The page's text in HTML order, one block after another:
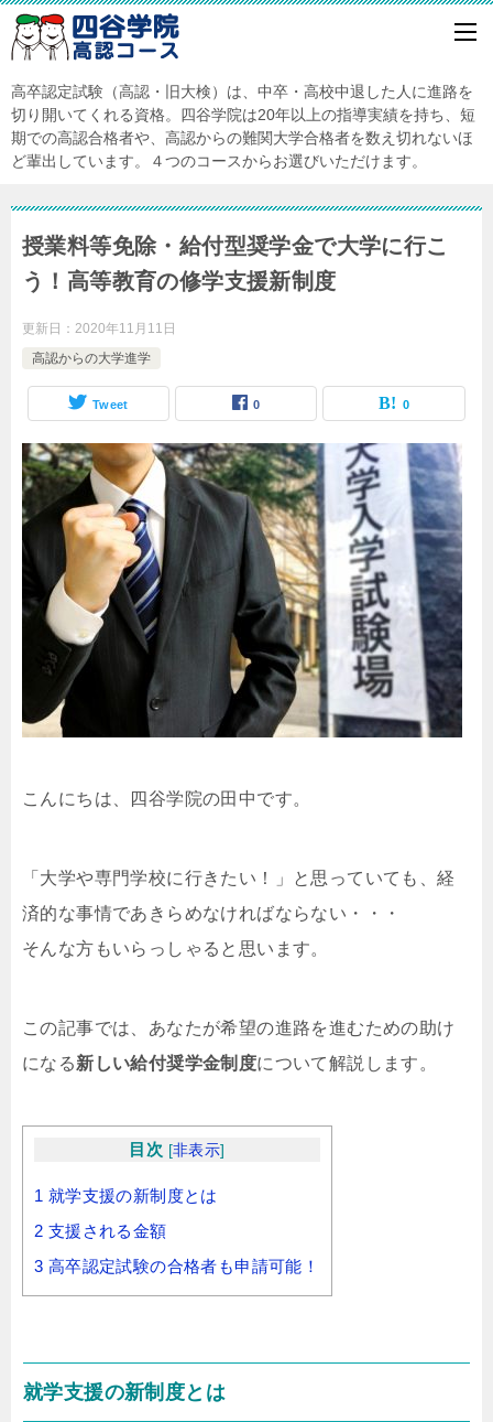
高卒認定試験（高認・旧大検）は、中卒・高校中退した人に進路を
切り開いてくれる資格。四谷学院は20年以上の指導実績を持ち、短
期での高認合格者や、高認からの難関大学合格者を数え切れないほ
ど輩出しています。４つのコースからお選びいただけます。
授業料等免除・給付型奨学金で大学に行こ
う！高等教育の修学支援新制度
更新日： 2020年11月11日
高認からの大学進学
Tweet 0 0
こんにちは、四谷学院の田中です。
「大学や専門学校に行きたい！」と思っていても、経
済的な事情であきらめなければならない・・・
そんな方もいらっしゃると思います。
この記事では、あなたが希望の進路を進むための助け
になる新しい給付奨学金制度について解説します。
目次 [非表示]
1 就学支援の新制度とは
2 支援される金額
3 高卒認定試験の合格者も申請可能！
就学支援の新制度とは